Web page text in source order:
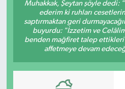
Muhakkak, Şeytan şöyle dedi:
ederim ki ruhları
saptırmaktan geri
buyurdu: "İzzetim ve
benden mağfiret talep ettikleri
affetmeye devam